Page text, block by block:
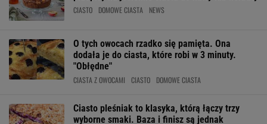
CIASTO DOMOWE CIASTA NEWS
O tych owocach rzadko się pamięta. Ona
dodała je do ciasta, które robi w 3 minuty.
"Obłędne"
CIASTA Z OWOCAMI CIASTO DOMOWE CIASTA
Ciasto pleśniak to klasyka, którą łączy trzy
wyborne smaki. Baza i finisz są jednak